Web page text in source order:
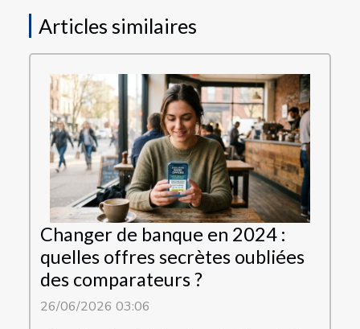
Articles similaires
Changer de banque en 2024 :
quelles offres secrètes oubliées
des comparateurs ?
26/06/2026 03:06